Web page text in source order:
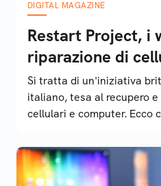
DIGITAL MAGAZINE
Restart Project, i
riparazione di
Si tratta di un'iniziativa
italiano, tesa al recupero
cellulari e computer. Ecco